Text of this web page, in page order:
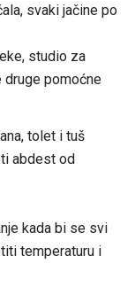
svaki jačine po
studio za
druge pomoćne
tolet i tuš
abdest od
kada bi se svi
temperaturu i